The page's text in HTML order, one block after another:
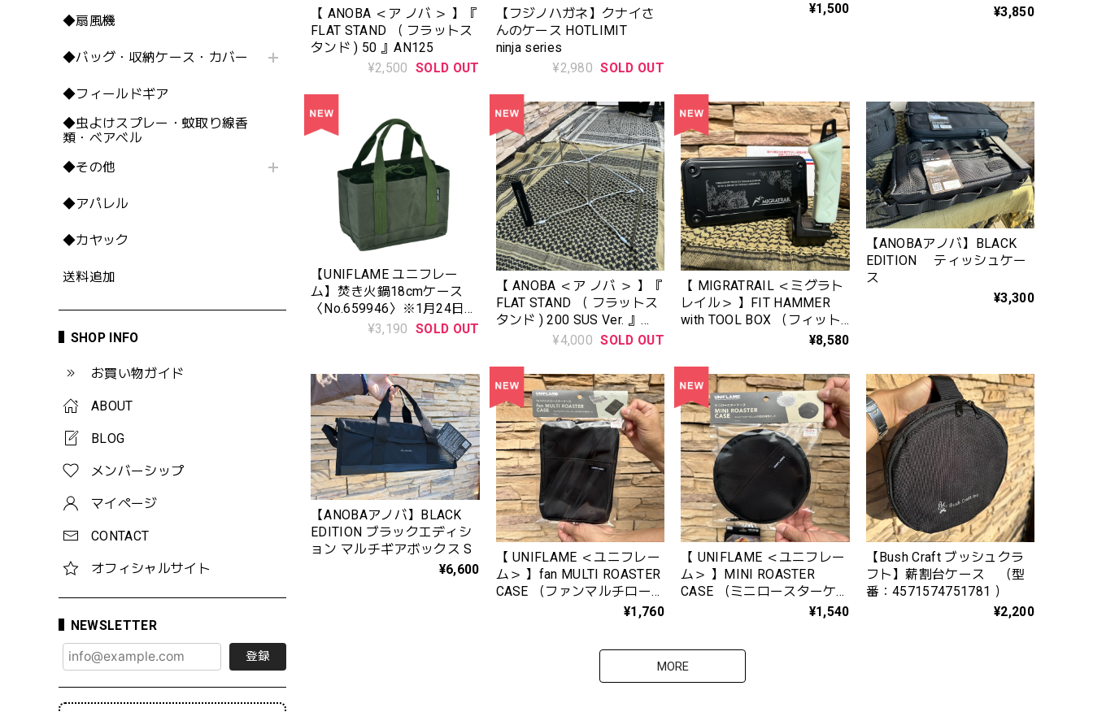
◆扇風機
◆バッグ・収納ケース・カバー
◆フィールドギア
◆虫よけスプレー・蚊取り線香
類・ベアベル
◆その他
◆アパレル
◆カヤック
送料追加
SHOP INFO
お買い物ガイド
ABOUT
BLOG
メンバーシップ
マイページ
CONTACT
オフィシャルサイト
NEWSLETTER
登録
【 ANOBA ＜ア ノバ ＞ 】『
FLAT STAND （ フラットス
タンド ) 50 』AN125
¥2,500 SOLD OUT
【フジノハガネ】クナイさ
んのケース HOTLIMIT
ninja series
¥2,980 SOLD OUT
¥1,500
¥3,850
【UNIFLAME ユニフレー
ム】焚き火鍋18cmケース
〈No.659946〉※1月24日㈯
¥3,190 SOLD OUT
【 ANOBA ＜ア ノバ ＞ 】『
FLAT STAND （ フラットス
タンド ) 200 SUS Ver. 』
¥4,000 SOLD OUT
【 MIGRATRAIL ＜ミグラト
レイル＞ 】FIT HAMMER
with TOOL BOX （フィット
ハンマーウィズツールボッ
）〛G6428 (MT44-1515)
¥8,580
【ANOBAアノバ】BLACK
EDITION ティッシュケー
ス
¥3,300
【ANOBAアノバ】BLACK
EDITION ブラックエディシ
ョン マルチギアボックス S
¥6,600
【 UNIFLAME ＜ユニフレー
ム＞ 】fan MULTI ROASTER
CASE （ファンマルチロー
スターケース） 660072¥1,760
【 UNIFLAME ＜ユニフレー
ム＞ 】MINI ROASTER
CASE （ミニロースターケ
¥1,540
【Bush Craft ブッシュクラ
フト】薪割台ケース （型
番：4571574751781 ）
¥2,200
MORE